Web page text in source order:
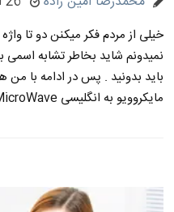
خیلی از مردم فکر میکنن دو تا
نمیدونم شاید بخاطر تشابه
باید بدونید . پس در ادامه با من
مایکروویو به انگلیسی MicroWave […]